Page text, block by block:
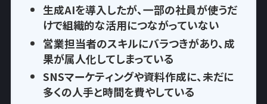
生成AIを導入したが、一部の社員が使うだ
けで組織的な活用につながっていない
営業担当者のスキルにバラつきがあり、成
果が属人化してしまっている
SNSマーケティングや資料作成に、未だに
多くの人手と時間を費やしている